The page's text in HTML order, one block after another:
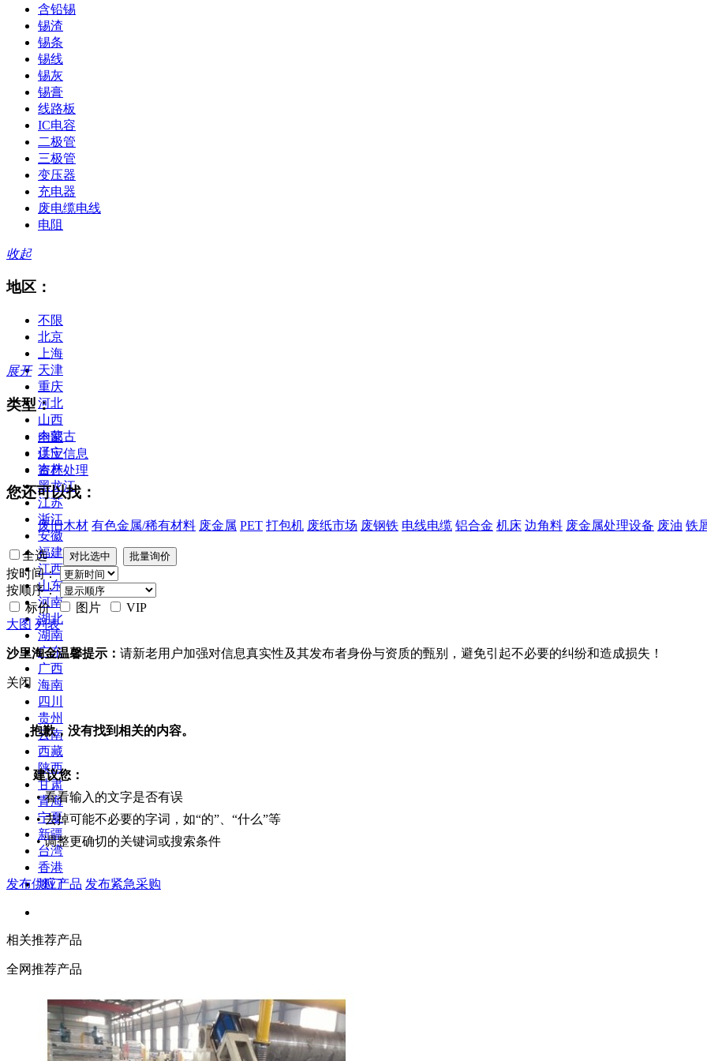
含铅锡
锡渣
锡条
锡线
锡灰
锡膏
线路板
IC电容
二极管
三极管
变压器
充电器
废电缆电线
电阻
收起
地区：
不限
北京
上海
天津
重庆
河北
山西
内蒙古
辽宁
吉林
黑龙江
江苏
浙江
安徽
福建
江西
山东
河南
湖北
湖南
广东
广西
海南
四川
贵州
云南
西藏
陕西
甘肃
青海
宁夏
新疆
台湾
香港
澳门
展开
类型：
全部
供应信息
资产处理
您还可以找：
废旧木材 有色金属/稀有材料 废金属 PET 打包机 废纸市场 废钢铁 电线电缆 铝合金 机床 边角料 废金属处理设备 废油 铁
全选
按时间：
按顺序：
标价
图片
VIP
大图 列表
沙里淘金温馨提示： 请新老用户加强对信息真实性及其发布者身份与资质的甄别，避免引起不必要的纠纷和造成损失！
关闭
抱歉，没有找到相关的内容。
建议您：
• 看看输入的文字是否有误
• 去掉可能不必要的字词，如“的”、“什么”等
• 调整更确切的关键词或搜索条件
发布供应产品 发布紧急采购
相关推荐产品
全网推荐产品